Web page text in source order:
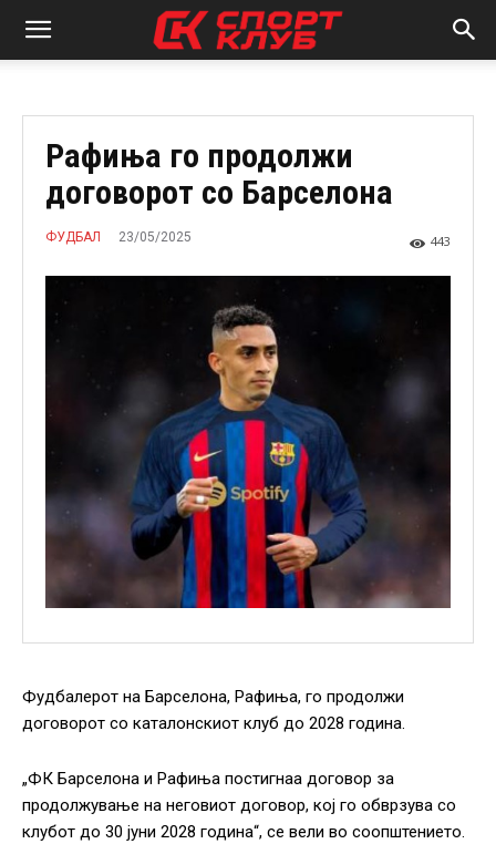
Рафиња го продолжи
договорот со Барселона
ФУДБАЛ 23/05/2025 443
Фудбалерот на Барселона, Рафиња, го продолжи
договорот со каталонскиот клуб до 2028 година.
„ФК Барселона и Рафиња постигнаа договор за
продолжување на неговиот договор, кој го обврзува со
клубот до 30 јуни 2028 година“, се вели во соопштението.